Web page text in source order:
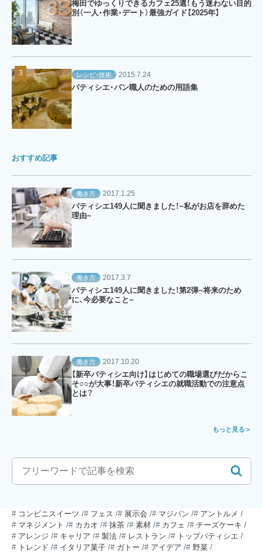
梅田でゆっくりできるカフェ25選！もう迷わない目的
別（一人・作業・デート）最強ガイド【2025年】
レシピ・技術 2015.7.24
パティシエ・パン職人のための用語集
おすすめ記事
働き方 2017.1.25
パティシエ149人に聞きました！~私がお店を辞めた
理由~
働き方 2017.3.7
パティシエ149人に聞きました！第2弾~将来のため
に、今必要なこと~
働き方 2017.10.20
【新卒パティシエ向け】はじめての職場選びだからこ
そ○○が大事！新卒パティシエの就職活動での注意点
とは？
もっと見る
コンビニスイーツ フェス 展示会 マジパン
アントルメ
マネジメント
カカオ 抹茶 素材 カフェ
チーズケーキ
アレンジ
キャリア 製法 レストラン
トップパティシエ
トレンド
イタリア菓子 ガトー アイデア 野菜